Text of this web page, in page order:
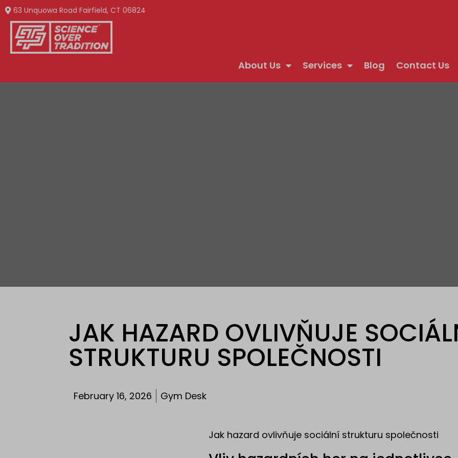
63 Unquowa Road Fairfield, CT 06824
About Us Services Blog Contact Us
JAK HAZARD OVLIVŇUJE
STRUKTURU SPOLEČNOSTI
February 16, 2026 Gym Desk
Jak hazard ovlivňuje sociální strukturu společnosti